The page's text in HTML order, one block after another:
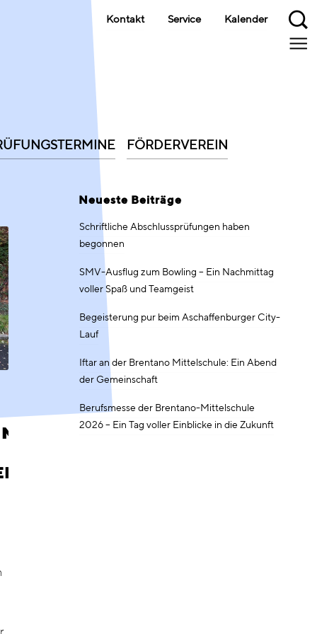
Kontakt Service Kalender
FÖRDERVEREIN
Neueste Beiträge
Schriftliche Abschlussprüfungen haben
begonnen
SMV-Ausflug zum Bowling – Ein Nachmittag
voller Spaß und Teamgeist
Begeisterung pur beim Aschaffenburger City-
Lauf
Iftar an der Brentano Mittelschule: Ein Abend
der Gemeinschaft
Berufsmesse der Brentano-Mittelschule
2026 – Ein Tag voller Einblicke in die Zukunft